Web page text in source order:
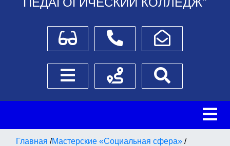
Для слабовидящихТелефоныНаписать обращение
Боковое менюСхема проезда
Главная /Мастерские «Социальная сфера» /